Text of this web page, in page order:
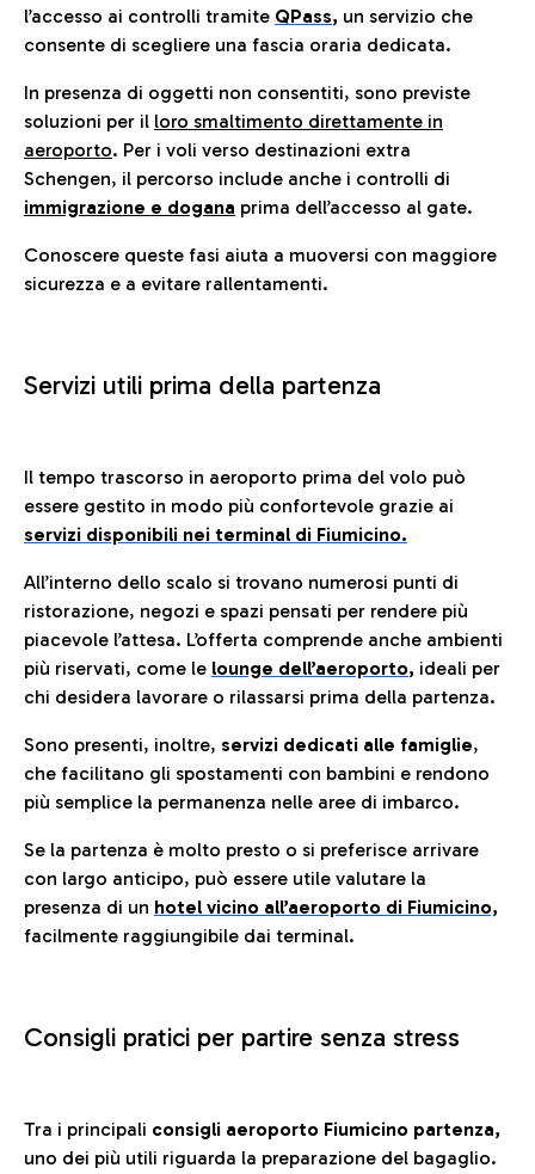
l’accesso ai controlli tramite QPass, un servizio che
consente di scegliere una fascia oraria dedicata.
In presenza di oggetti non consentiti, sono previste
soluzioni per il loro smaltimento direttamente in
aeroporto. Per i voli verso destinazioni extra
Schengen, il percorso include anche i controlli di
immigrazione e dogana prima dell’accesso al gate.
Conoscere queste fasi aiuta a muoversi con maggiore
sicurezza e a evitare rallentamenti.
Servizi utili prima della partenza
Il tempo trascorso in aeroporto prima del volo può
essere gestito in modo più confortevole grazie ai
servizi disponibili nei terminal di Fiumicino.
All’interno dello scalo si trovano numerosi punti di
ristorazione, negozi e spazi pensati per rendere più
piacevole l’attesa. L’offerta comprende anche ambienti
più riservati, come le lounge dell’aeroporto, ideali per
chi desidera lavorare o rilassarsi prima della partenza.
Sono presenti, inoltre, servizi dedicati alle famiglie,
che facilitano gli spostamenti con bambini e rendono
più semplice la permanenza nelle aree di imbarco.
Se la partenza è molto presto o si preferisce arrivare
con largo anticipo, può essere utile valutare la
presenza di un hotel vicino all’aeroporto di Fiumicino,
facilmente raggiungibile dai terminal.
Consigli pratici per partire senza stress
Tra i principali consigli aeroporto Fiumicino partenza,
uno dei più utili riguarda la preparazione del bagaglio.